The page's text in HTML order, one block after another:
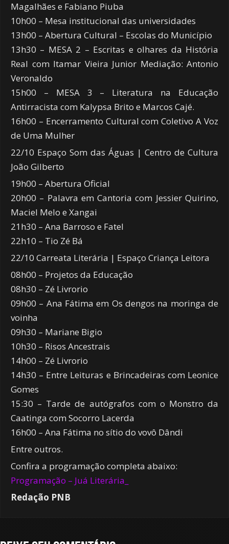
Magalhães e Fabiano Piuba
10h00 – Mesa institucional das universidades
13h00 – Abertura Cultural – Escolas do Município
13h30 – MESA 2 – Escritas e olhares da História
Real com Itamar Vieira Junior Mediação: Antonio
Veronaldo
15h00 – MESA 3 – Literatura na Educação
Antirracista com Kalypsa Brito e Marcos Cajé.
16h00 – Encerramento Cultural com Coletivo A Voz
de Uma Mulher
22/10 Espaço Som das Águas | Centro de Cultura
João Gilberto
19h00 – Abertura Oficial
20h00 – Palavra em Cantoria com Jessier Quirino,
Maciel Melo e Xangai
21h30 – Ana Barroso e Fatel
22h10 – Tio Zé Bá
22/10 Carreata Literária | Espaço Criança Leitora
08h00 – Projetos da Educação
08h30 – Zé Livrorio
09h00 – Ana Fátima em Os dengos na moringa de
voinha
09h30 – Mariane Bigio
10h30 – Risos Ancestrais
14h00 – Zé Livrorio
14h30 – Entre Leituras e Brincadeiras com Leonice
Gomes
15:30 – Tarde de autógrafos com o Monstro da
Caatinga com Socorro Lacerda
16h00 – Ana Fátima no sítio do vovô Dândi
Entre outros.
Confira a programação completa abaixo:
Programação – Juá Literária_
Redação PNB